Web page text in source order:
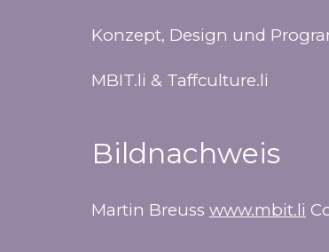
Konzept, Design und
MBIT.li & Taffculture.li
Bildnachweis
Martin Breuss www.mbit.li